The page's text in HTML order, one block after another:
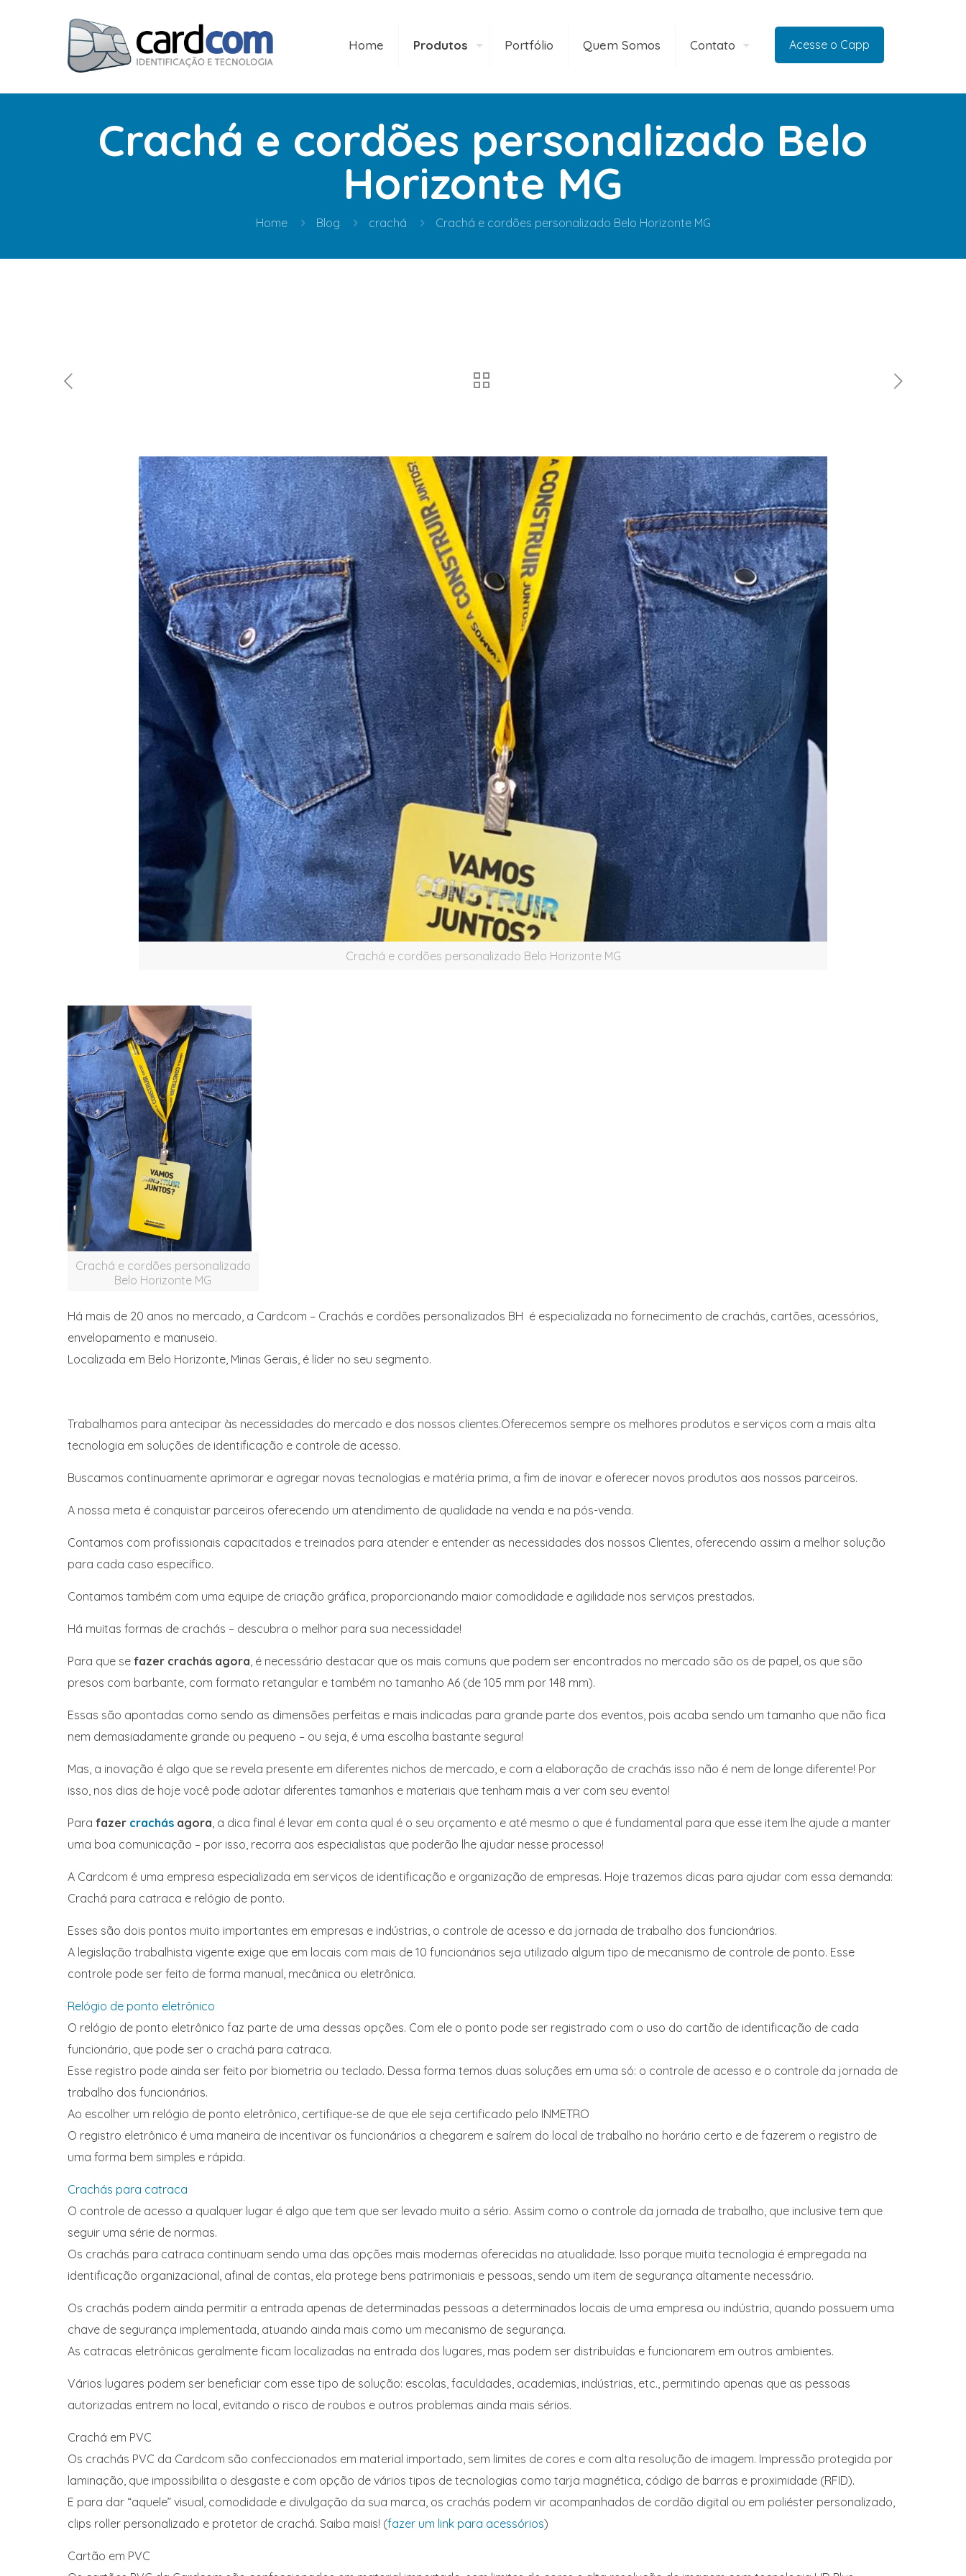
Home Produtos Portfólio Quem Somos Contato Acesse o Capp
Crachá e cordões personalizado Belo
Horizonte MG
Home Blog crachá Crachá e cordões personalizado Belo Horizonte MG
Crachá e cordões personalizado Belo Horizonte MG
Crachá e cordões personalizado
Belo Horizonte MG
Há mais de 20 anos no mercado, a Cardcom – Crachás e cordões personalizados BH é especializada no fornecimento de crachás, cartões, acessórios,
envelopamento e manuseio.
Localizada em Belo Horizonte, Minas Gerais, é líder no seu segmento.
Trabalhamos para antecipar às necessidades do mercado e dos nossos clientes.Oferecemos sempre os melhores produtos e serviços com a mais alta
tecnologia em soluções de identificação e controle de acesso.
Buscamos continuamente aprimorar e agregar novas tecnologias e matéria prima, a fim de inovar e oferecer novos produtos aos nossos parceiros.
A nossa meta é conquistar parceiros oferecendo um atendimento de qualidade na venda e na pós-venda.
Contamos com profissionais capacitados e treinados para atender e entender as necessidades dos nossos Clientes, oferecendo assim a melhor solução
para cada caso específico.
Contamos também com uma equipe de criação gráfica, proporcionando maior comodidade e agilidade nos serviços prestados.
Há muitas formas de crachás – descubra o melhor para sua necessidade!
Para que se fazer crachás agora, é necessário destacar que os mais comuns que podem ser encontrados no mercado são os de papel, os que são
presos com barbante, com formato retangular e também no tamanho A6 (de 105 mm por 148 mm).
Essas são apontadas como sendo as dimensões perfeitas e mais indicadas para grande parte dos eventos, pois acaba sendo um tamanho que não fica
nem demasiadamente grande ou pequeno – ou seja, é uma escolha bastante segura!
Mas, a inovação é algo que se revela presente em diferentes nichos de mercado, e com a elaboração de crachás isso não é nem de longe diferente! Por
isso, nos dias de hoje você pode adotar diferentes tamanhos e materiais que tenham mais a ver com seu evento!
Para fazer crachásagora, a dica final é levar em conta qual é o seu orçamento e até mesmo o que é fundamental para que esse item lhe ajude a manter
uma boa comunicação – por isso, recorra aos especialistas que poderão lhe ajudar nesse processo!
A Cardcom é uma empresa especializada em serviços de identificação e organização de empresas. Hoje trazemos dicas para ajudar com essa demanda:
Crachá para catraca e relógio de ponto.
Esses são dois pontos muito importantes em empresas e indústrias, o controle de acesso e da jornada de trabalho dos funcionários.
A legislação trabalhista vigente exige que em locais com mais de 10 funcionários seja utilizado algum tipo de mecanismo de controle de ponto. Esse
controle pode ser feito de forma manual, mecânica ou eletrônica.
Relógio de ponto eletrônico
O relógio de ponto eletrônico faz parte de uma dessas opções. Com ele o ponto pode ser registrado com o uso do cartão de identificação de cada
funcionário, que pode ser o crachá para catraca.
Esse registro pode ainda ser feito por biometria ou teclado. Dessa forma temos duas soluções em uma só: o controle de acesso e o controle da jornada de
trabalho dos funcionários.
Ao escolher um relógio de ponto eletrônico, certifique-se de que ele seja certificado pelo INMETRO
O registro eletrônico é uma maneira de incentivar os funcionários a chegarem e saírem do local de trabalho no horário certo e de fazerem o registro de
uma forma bem simples e rápida.
Crachás para catraca
O controle de acesso a qualquer lugar é algo que tem que ser levado muito a sério. Assim como o controle da jornada de trabalho, que inclusive tem que
seguir uma série de normas.
Os crachás para catraca continuam sendo uma das opções mais modernas oferecidas na atualidade. Isso porque muita tecnologia é empregada na
identificação organizacional, afinal de contas, ela protege bens patrimoniais e pessoas, sendo um item de segurança altamente necessário.
Os crachás podem ainda permitir a entrada apenas de determinadas pessoas a determinados locais de uma empresa ou indústria, quando possuem uma
chave de segurança implementada, atuando ainda mais como um mecanismo de segurança.
As catracas eletrônicas geralmente ficam localizadas na entrada dos lugares, mas podem ser distribuídas e funcionarem em outros ambientes.
Vários lugares podem ser beneficiar com esse tipo de solução: escolas, faculdades, academias, indústrias, etc., permitindo apenas que as pessoas
autorizadas entrem no local, evitando o risco de roubos e outros problemas ainda mais sérios.
Crachá em PVC
Os crachás PVC da Cardcom são confeccionados em material importado, sem limites de cores e com alta resolução de imagem. Impressão protegida por
laminação, que impossibilita o desgaste e com opção de vários tipos de tecnologias como tarja magnética, código de barras e proximidade (RFID).
E para dar “aquele” visual, comodidade e divulgação da sua marca, os crachás podem vir acompanhados de cordão digital ou em poliéster personalizado,
clips roller personalizado e protetor de crachá. Saiba mais! (fazer um link para acessórios)
Cartão em PVC